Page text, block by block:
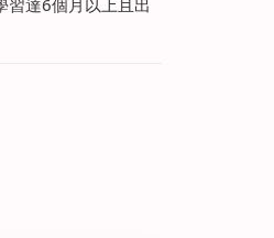
習達6個月以上且出